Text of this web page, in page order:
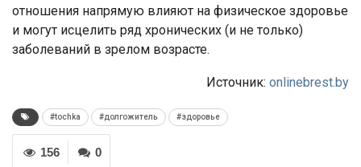
отношения напрямую влияют на физическое здоровье
и могут исцелить ряд хронических (и не только)
заболеваний в зрелом возрасте.
Источник: onlinebrest.by
#tochka #долгожитель #здоровье
0
156